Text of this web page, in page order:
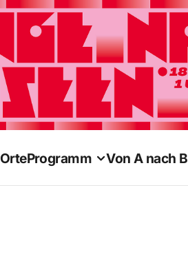
OrteProgramm Von A nach B